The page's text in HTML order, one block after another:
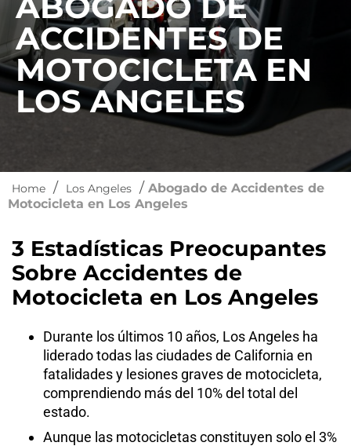
ACCIDENTES DE
MOTOCICLETA EN
LOS ANGELES
Home / Los Angeles / Abogado de Accidentes de
Motocicleta en Los Angeles
3 Estadísticas Preocupantes
Sobre Accidentes de
Motocicleta en Los Angeles
Durante los últimos 10 años, Los Angeles ha
liderado todas las ciudades de California en
fatalidades y lesiones graves de motocicleta,
comprendiendo más del 10% del total del
estado.
Aunque las motocicletas constituyen solo el 3%